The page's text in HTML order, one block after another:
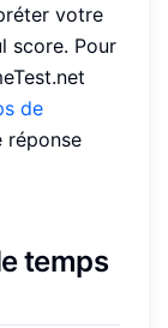
votre
score. Pour
de
réponse
temps